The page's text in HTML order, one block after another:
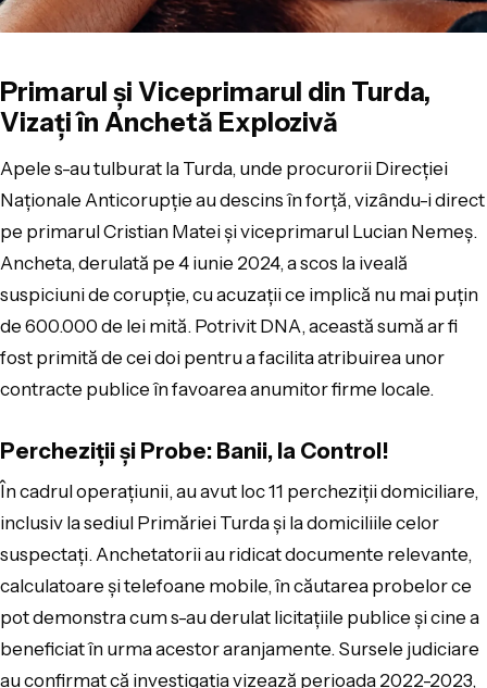
Primarul și Viceprimarul din Turda,
Vizați în Anchetă Explozivă
Apele s-au tulburat la Turda, unde procurorii Direcției
Naționale Anticorupție au descins în forță, vizându-i direct
pe primarul Cristian Matei și viceprimarul Lucian Nemeș.
Ancheta, derulată pe 4 iunie 2024, a scos la iveală
suspiciuni de corupție, cu acuzații ce implică nu mai puțin
de 600.000 de lei mită. Potrivit DNA, această sumă ar fi
fost primită de cei doi pentru a facilita atribuirea unor
contracte publice în favoarea anumitor firme locale.
Percheziții și Probe: Banii, la Control!
În cadrul operațiunii, au avut loc 11 percheziții domiciliare,
inclusiv la sediul Primăriei Turda și la domiciliile celor
suspectați. Anchetatorii au ridicat documente relevante,
calculatoare și telefoane mobile, în căutarea probelor ce
pot demonstra cum s-au derulat licitațiile publice și cine a
beneficiat în urma acestor aranjamente. Sursele judiciare
au confirmat că investigația vizează perioada 2022-2023,